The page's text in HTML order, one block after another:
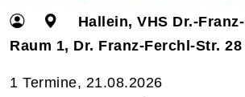
Hallein, VHS Dr.-
Raum 1, Dr. Franz-Ferchl-Str. 28
1 Termine, 21.08.2026